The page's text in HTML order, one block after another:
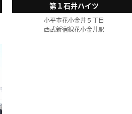
第１石井ハイツ
小平市花小金井５丁目
西武新宿線花小金井駅